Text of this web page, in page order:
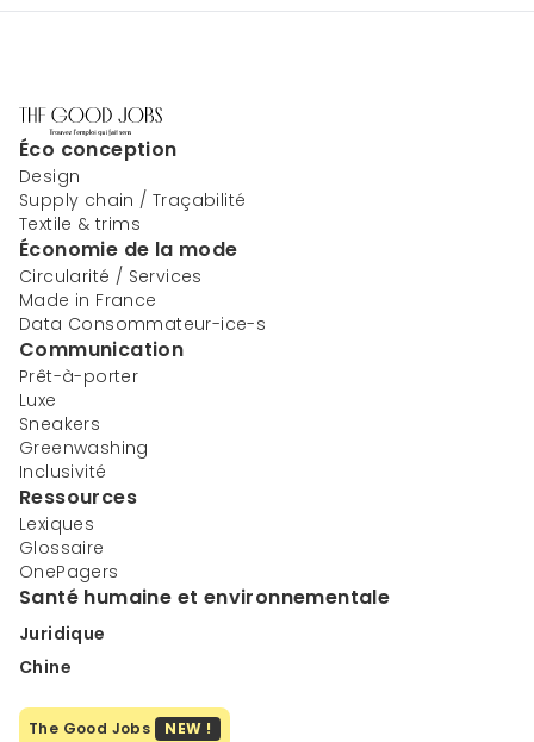
Éco conception
Design
Supply chain / Traçabilité
Textile & trims
Économie de la mode
Circularité / Services
Made in France
Data Consommateur-ice-s
Communication
Prêt-à-porter
Luxe
Sneakers
Greenwashing
Inclusivité
Ressources
Lexiques
Glossaire
OnePagers
Santé humaine et environnementale
Juridique
Chine
The Good Jobs NEW !